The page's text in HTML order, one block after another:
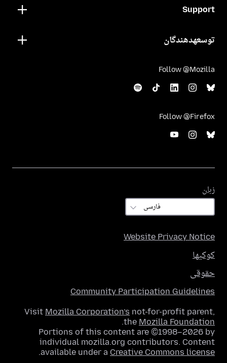
Support
توسعهدهندگان
Follow @Mozilla
Follow @Firefox
زبان
Website Privacy Notice
کوکیها
حقوقی
Community Participation Guidelines
Visit Mozilla Corporation’s not-for-profit parent,
the Mozilla Foundation
.
Portions of this content are ©1998–2026 by
individual mozilla.org contributors. Content
available under a Creative Commons license
.